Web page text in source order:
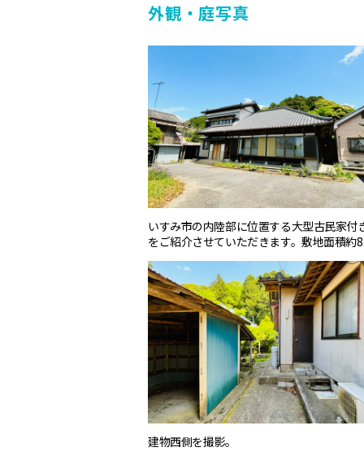
外観・庭写真
いすみ市の内陸部に位置する大型古民家付
をご紹介させていただきます。敷地面積約
建物西側を撮影。